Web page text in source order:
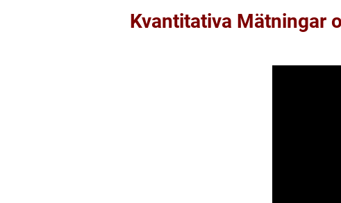
Kvantitativa Mätningar